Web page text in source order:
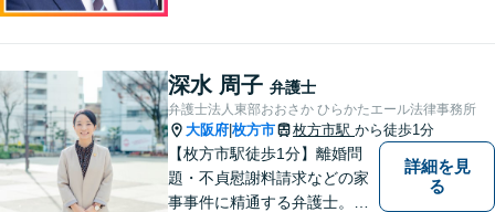
夫婦カウンセラーの資格保有
【相続問題】セミナー講師や
書籍執筆の経験あり【枚方市
駅5分】
深水 周子 弁護士
弁護士法人東部おおさか ひらかたエール法律事務所
大阪府 枚方市 枚方市駅 から徒歩1分
【枚方市駅徒歩1分】離婚問
題・不貞慰謝料請求などの家
事事件に精通する弁護士。依
詳細を見
る